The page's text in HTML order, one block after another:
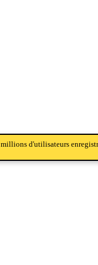
d'utilisateurs